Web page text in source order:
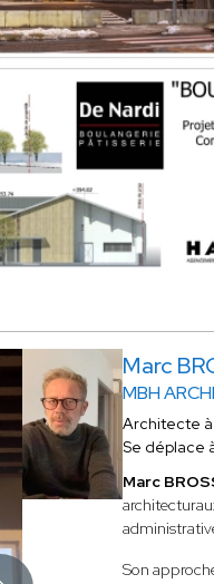
Marc
MBH
Architecte
Se déplace
Marc
Son